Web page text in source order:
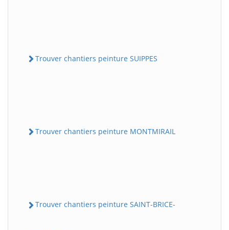
Trouver chantiers peinture SUIPPES
Trouver chantiers peinture MONTMIRAIL
Trouver chantiers peinture SAINT-BRICE-